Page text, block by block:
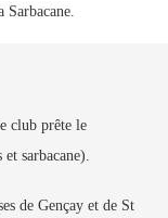
club prête le
sarbacane).
de Gençay et de St